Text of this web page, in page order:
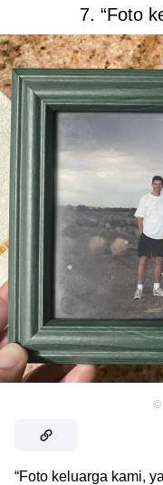
7. “Foto
©
“Foto keluarga kami,